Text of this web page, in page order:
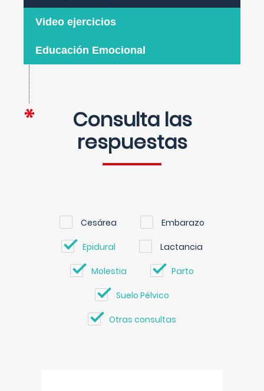
Video ejercicios
Educación Emocional
Consulta las
respuestas
Cesárea Embarazo
Epidural Lactancia
Molestia Parto
Suelo Pélvico
Otras consultas